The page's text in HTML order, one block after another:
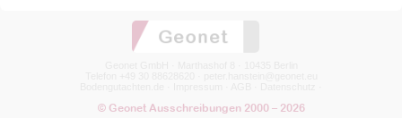
© Geonet Ausschreibungen 2000 – 2026